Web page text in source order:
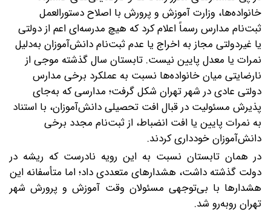
خانواده‌ها، وزارت آموزش و پرورش با اصلاح دستورالعمل
ثبت‌نام مدارس رسماً اعلام کرد که هیچ مدرسه‌ای اعم از دولتی
یا غیردولتی مجاز به اخراج یا عدم ثبت‌نام دانش‌آموزان به‌دلیل
نمرات یا معدل پایین نیست. تابستان سال گذشته موجی از
نارضایتی میان خانواده‌ها نسبت به عملکرد برخی مدارس
دولتی عادی در شهر تهران شکل گرفت؛ مدارسی که به‌جای
پذیرش مسئولیت در قبال افت تحصیلی دانش‌آموزان، با استناد
به نمرات پایین یا افت انضباط، از ثبت‌نام مجدد برخی
دانش‌آموزان خودداری کردند.
در همان تابستان نسبت به این رویه نادرست که ریشه در
دولت گذشته داشت، هشدارهای متعددی داد؛ اما متأسفانه این
هشدارها با بی‌توجهی مسئولان وقت آموزش و پرورش شهر
تهران روبه‌رو شد.